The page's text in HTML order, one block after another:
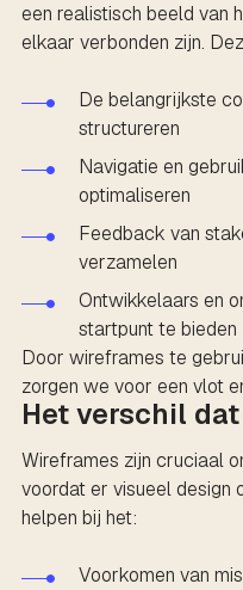
een realistisch beeld van
elkaar verbonden zijn.
De belangrijkste
structureren
Navigatie en
optimaliseren
Feedback van
verzamelen
Ontwikkelaars en
startpunt te bieden
Door wireframes te
zorgen we voor een vlot
Het verschil
Wireframes zijn cruciaal
voordat er visueel design
helpen bij het:
Voorkomen van